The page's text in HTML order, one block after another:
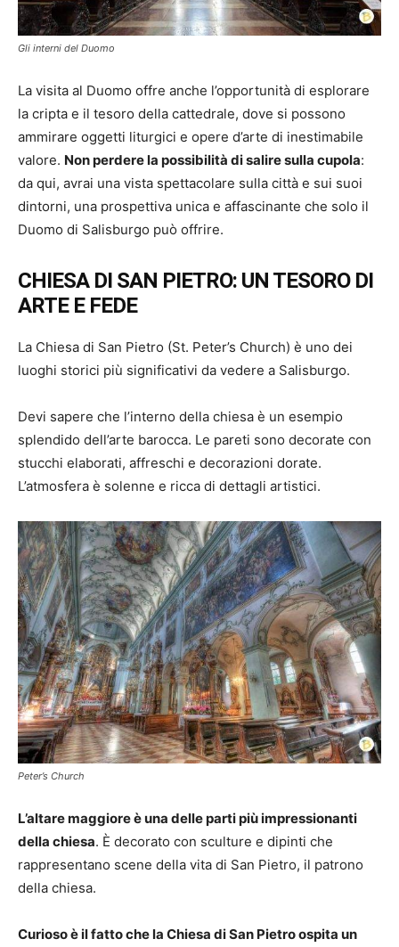
Gli interni del Duomo
La visita al Duomo offre anche l’opportunità di esplorare
la cripta e il tesoro della cattedrale, dove si possono
ammirare oggetti liturgici e opere d’arte di inestimabile
valore. Non perdere la possibilità di salire sulla cupola:
da qui, avrai una vista spettacolare sulla città e sui suoi
dintorni, una prospettiva unica e affascinante che solo il
Duomo di Salisburgo può offrire.
CHIESA DI SAN PIETRO: UN TESORO DI
ARTE E FEDE
La Chiesa di San Pietro (St. Peter’s Church) è uno dei
luoghi storici più significativi da vedere a Salisburgo.
Devi sapere che l’interno della chiesa è un esempio
splendido dell’arte barocca. Le pareti sono decorate con
stucchi elaborati, affreschi e decorazioni dorate.
L’atmosfera è solenne e ricca di dettagli artistici.
Peter’s Church
L’altare maggiore è una delle parti più impressionanti
della chiesa. È decorato con sculture e dipinti che
rappresentano scene della vita di San Pietro, il patrono
della chiesa.
Curioso è il fatto che la Chiesa di San Pietro ospita un